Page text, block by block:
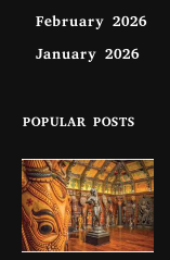
February 2026
January 2026
POPULAR POSTS